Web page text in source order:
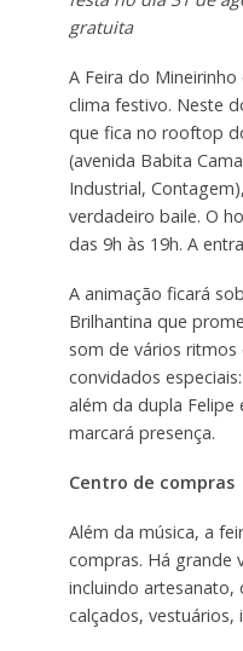
gratuita
A Feira do
clima festivo. Neste
que fica no rooftop
(avenida Babita
Industrial,
verdadeiro baile. O
das 9h às 19h. A
A animação ficará
Brilhantina que
som de vários
convidados
além da dupla Felipe
marcará presença.
Centro de compras
Além da música, a
compras. Há grande
incluindo artesanato,
calçados, vestuários,